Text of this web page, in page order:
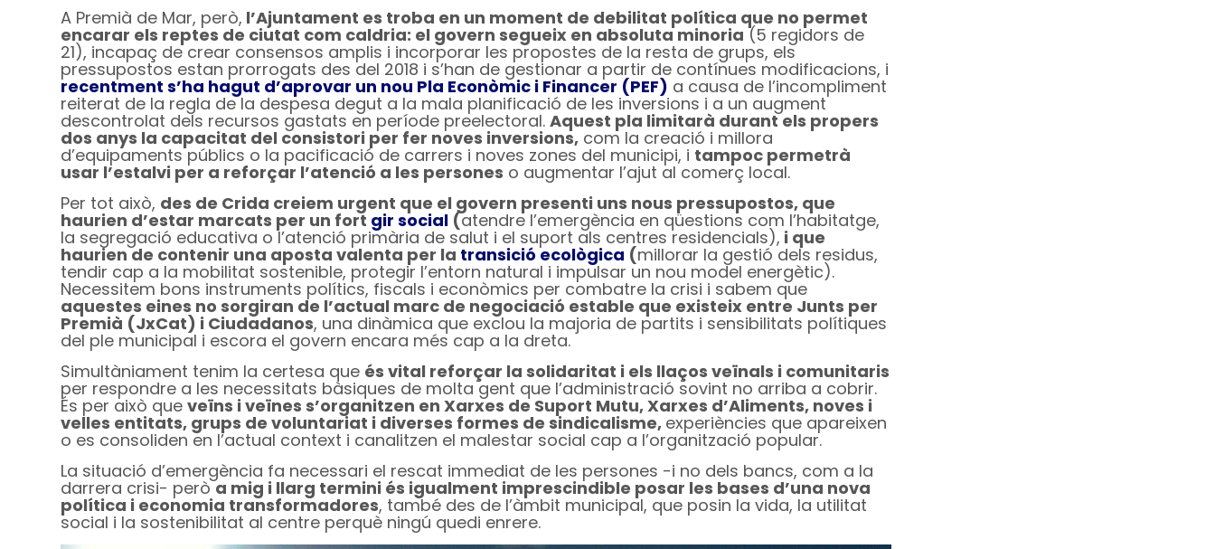
A Premià de Mar, però, l’Ajuntament es troba en un moment de debilitat política que no permet
encarar els reptes de ciutat com caldria: el govern segueix en absoluta minoria (5 regidors de
21), incapaç de crear consensos amplis i incorporar les propostes de la resta de grups, els
pressupostos estan prorrogats des del 2018 i s’han de gestionar a partir de contínues modificacions, i
recentment s’ha hagut d’aprovar un nou Pla Econòmic i Financer (PEF) a causa de l’incompliment
reiterat de la regla de la despesa degut a la mala planificació de les inversions i a un augment
descontrolat dels recursos gastats en període preelectoral.Aquest pla limitarà durant els propers
dos anys la capacitat del consistori per fer noves inversions, com la creació i millora
d’equipaments públics o la pacificació de carrers i noves zones del municipi, i tampoc permetrà
usar l’estalvi per a reforçar l’atenció a les persones o augmentar l’ajut al comerç local.
Per tot això, des de Crida creiem urgent que el govern presenti uns nous pressupostos, que
haurien d’estar marcats per un fort gir social (atendre l’emergència en qüestions com l’habitatge,
la segregació educativa o l’atenció primària de salut i el suport als centres residencials), i que
haurien de contenir una aposta valenta per la transició ecològica (millorar la gestió dels residus,
tendir cap a la mobilitat sostenible, protegir l’entorn natural i impulsar un nou model energètic).
Necessitem bons instruments polítics, fiscals i econòmics per combatre la crisi i sabem que
aquestes eines no sorgiran de l’actual marc de negociació estable que existeix entre Junts per
Premià (JxCat) i Ciudadanos, una dinàmica que exclou la majoria de partits i sensibilitats polítiques
del ple municipal i escora el govern encara més cap a la dreta.
Simultàniament tenim la certesa que és vital reforçar la solidaritat i els llaços veïnals i comunitaris
per respondre a les necessitats bàsiques de molta gent que l’administració sovint no arriba a cobrir.
És per això queveïns i veïnes s’organitzen en Xarxes de Suport Mutu, Xarxes d’Aliments, noves i
velles entitats, grups de voluntariat i diverses formes de sindicalisme, experiències que apareixen
o es consoliden en l’actual context i canalitzen el malestar social cap a l’organització popular.
La situació d’emergència fa necessari el rescat immediat de les persones -i no dels bancs, com a la
darrera crisi- peròa mig i llarg termini és igualment imprescindible posar les bases d’una nova
política i economia transformadores, també des de l’àmbit municipal, que posin la vida, la utilitat
social i la sostenibilitat al centre perquè ningú quedi enrere.